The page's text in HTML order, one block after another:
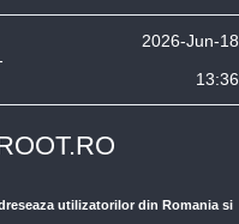
2026-Jun-18
13:36
utilizatorilor din Romania si